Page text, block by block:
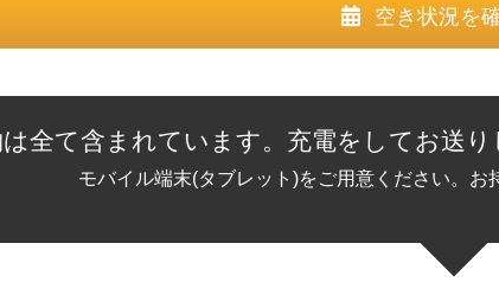
空き状況を
全て含まれています。充電をしてお送
モバイル端末(タブレット)をご用意ください。お